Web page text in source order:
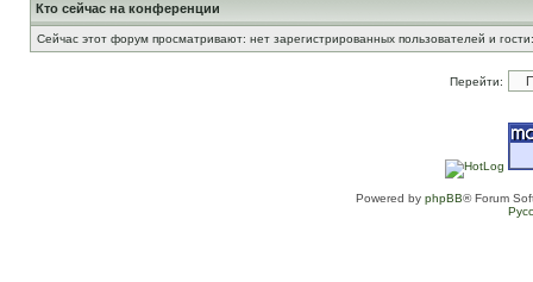
Кто сейчас на конференции
Сейчас этот форум просматривают: нет зарегистрированных пользователей и
Перейти:
Powered by phpBB® Forum